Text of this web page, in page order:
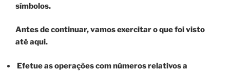
símbolos.
Antes de continuar, vamos exercitar o que foi visto
até aqui.
Efetue as operações com números relativos a